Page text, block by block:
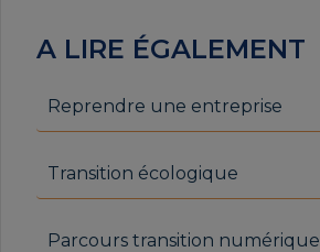
A LIRE ÉGALEMENT
Reprendre une entreprise
Transition écologique
Parcours transition numérique